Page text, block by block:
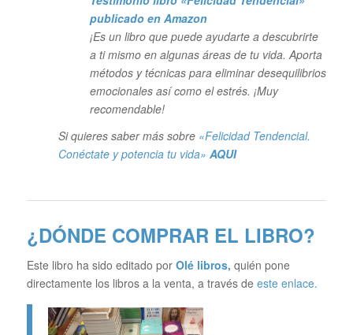
publicado en Amazon
¡Es un libro que puede ayudarte a descubrirte
a ti mismo en algunas áreas de tu vida. Aporta
métodos y técnicas para eliminar desequilibrios
emocionales así como el estrés. ¡Muy
recomendable!
Si quieres saber más sobre «Felicidad Tendencial.
Conéctate y potencia tu vida» AQUI
¿DÓNDE COMPRAR EL LIBRO?
Este libro ha sido editado por Olé libros, quién pone
directamente los libros a la venta, a través de este enlace.